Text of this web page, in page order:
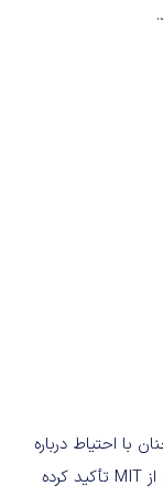
با احتیاط درباره
یافته‌های خود صحبت می‌کنند. «جوسو آورکوئتا»، از MIT تأکید کرده